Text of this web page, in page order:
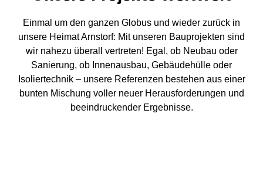
Einmal um den ganzen Globus und wieder zurück in
unsere Heimat Arnstorf: Mit unseren Bauprojekten sind
wir nahezu überall vertreten! Egal, ob Neubau oder
Sanierung, ob Innenausbau, Gebäudehülle oder
Isoliertechnik – unsere Referenzen bestehen aus einer
bunten Mischung voller neuer Herausforderungen und
beeindruckender Ergebnisse.